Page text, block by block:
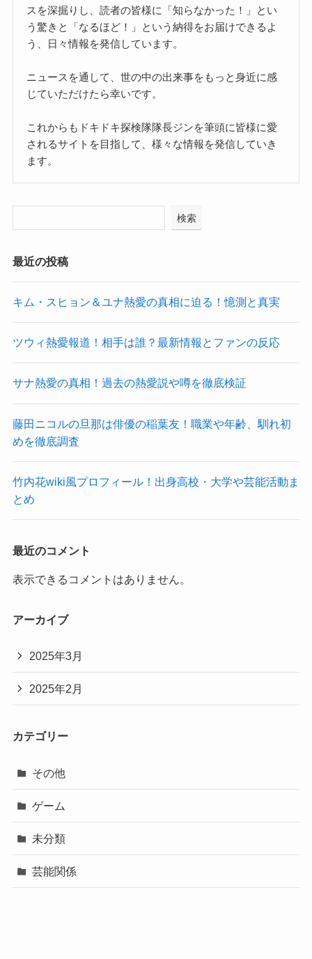
スを深掘りし、読者の皆様に「知らなかった！」とい
う驚きと「なるほど！」という納得をお届けできるよ
う、日々情報を発信しています。
ニュースを通して、世の中の出来事をもっと身近に感
じていただけたら幸いです。
これからもドキドキ探検隊隊長ジンを筆頭に皆様に愛
されるサイトを目指して、様々な情報を発信していき
ます。
検索
最近の投稿
キム・スヒョン＆ユナ熱愛の真相に迫る！憶測と真実
ツウィ熱愛報道！相手は誰？最新情報とファンの反応
サナ熱愛の真相！過去の熱愛説や噂を徹底検証
藤田ニコルの旦那は俳優の稲葉友！職業や年齢、馴れ初
めを徹底調査
竹内花wiki風プロフィール！出身高校・大学や芸能活動ま
とめ
最近のコメント
表示できるコメントはありません。
アーカイブ
2025年3月
2025年2月
カテゴリー
その他
ゲーム
未分類
芸能関係